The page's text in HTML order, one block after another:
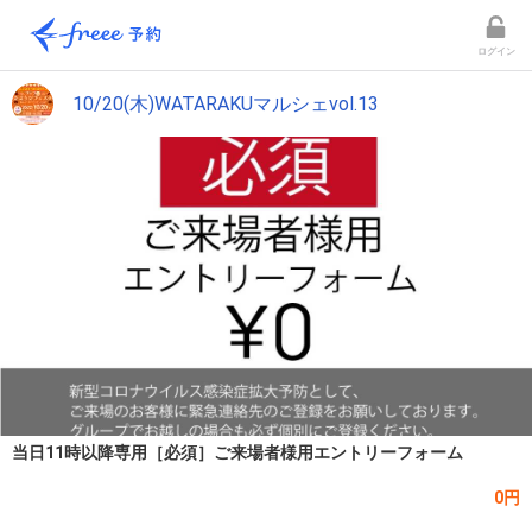
ログイン
10/20(木)WATARAKUマルシェvol.13
当日11時以降専用［必須］ご来場者様用エントリーフォーム
0円